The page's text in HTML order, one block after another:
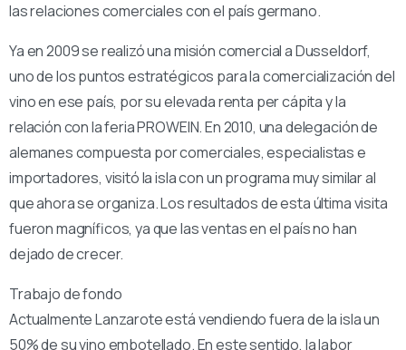
las relaciones comerciales con el país germano.
Ya en 2009 se realizó una misión comercial a Dusseldorf,
uno de los puntos estratégicos para la comercialización del
vino en ese país, por su elevada renta per cápita y la
relación con la feria PROWEIN. En 2010, una delegación de
alemanes compuesta por comerciales, especialistas e
importadores, visitó la isla con un programa muy similar al
que ahora se organiza. Los resultados de esta última visita
fueron magníficos, ya que las ventas en el país no han
dejado de crecer.
Trabajo de fondo
Actualmente Lanzarote está vendiendo fuera de la isla un
50% de su vino embotellado. En este sentido, la labor